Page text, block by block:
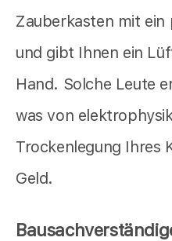
Zauberkasten mit ein
und gibt Ihnen ein
Hand. Solche Leute
was von
Trockenlegung Ihres
Geld.